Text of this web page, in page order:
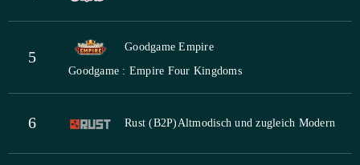
5
Goodgame Empire
Goodgame : Empire Four Kingdoms
6 Rust (B2P) Altmodisch und zugleich Modern